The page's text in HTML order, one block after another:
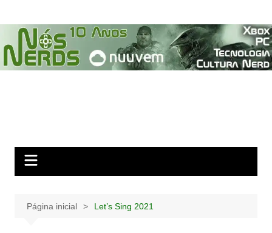
para
conteúdo
Página inicial Let’s Sing 2021